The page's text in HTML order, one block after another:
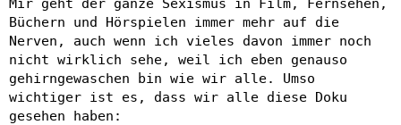
Mir geht der ganze Sexismus in Film, Fernsehen,
Büchern und Hörspielen immer mehr auf die
Nerven, auch wenn ich vieles davon immer noch
nicht wirklich sehe, weil ich eben genauso
gehirngewaschen bin wie wir alle. Umso
wichtiger ist es, dass wir alle diese Doku
gesehen haben: